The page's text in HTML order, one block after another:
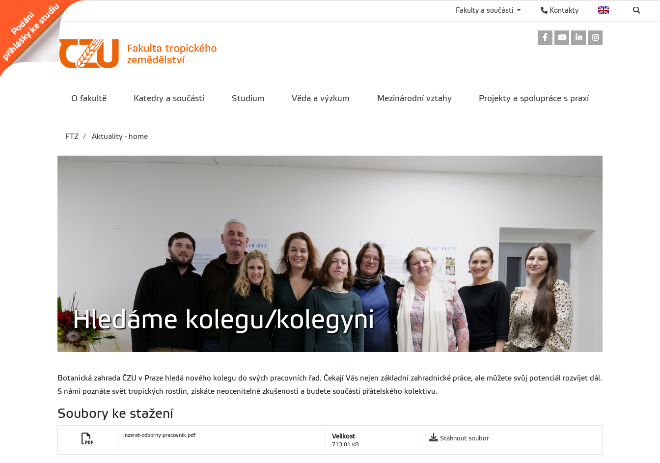
Kontakty
Fakulty a součásti
Odkaz na Facebook
Odkaz na Youtube
Odkaz na LinkedIn
O fakultě Katedry a součásti Studium Věda a výzkum Mezinárodní vztahy Projekty a spolupráce s praxí
FTZ Aktuality - home
Hledáme kolegu/kolegyni
Botanická zahrada ČZU v Praze hledá nového kolegu do svých pracovních řad. Čekají Vás nejen základní zahradnické práce, ale můžete svůj potenciál rozvíjet dál.
S námi poznáte svět tropických rostlin, získáte neocenitelné zkušenosti a budete součástí přátelského kolektivu.
Soubory ke stažení
inzerat-odborny-pracovnik.pdf Velikost
713.01 kB
Stáhnout soubor